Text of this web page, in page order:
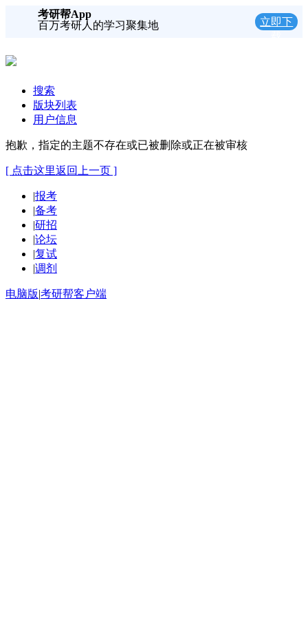
考研帮App
百万考研人的学习聚集地
立即下
搜索
版块列表
用户信息
抱歉，指定的主题不存在或已被删除或正在被审核
[ 点击这里返回上一页 ]
|报考
|备考
|研招
|论坛
|复试
|调剂
电脑版|考研帮客户端